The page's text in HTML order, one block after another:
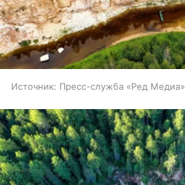
Источник: Пресс-служба «Ред Медиа»